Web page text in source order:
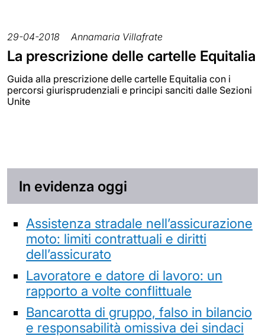
29-04-2018 Annamaria Villafrate
La prescrizione delle cartelle Equitalia
Guida alla prescrizione delle cartelle Equitalia con i
percorsi giurisprudenziali e principi sanciti dalle Sezioni
Unite
In evidenza oggi
Assistenza stradale nell’assicurazione
moto: limiti contrattuali e diritti
dell’assicurato
Lavoratore e datore di lavoro: un
rapporto a volte conflittuale
Bancarotta di gruppo, falso in bilancio
e responsabilità omissiva dei sindaci